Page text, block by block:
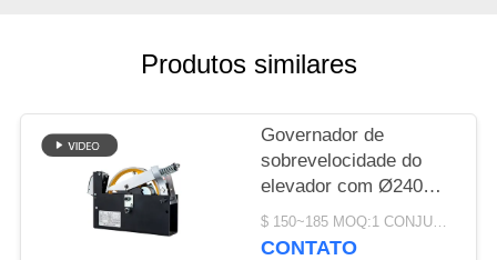
PRIVACY
POLICY
Produtos similares
Governador de
sobrevelocidade do
elevador com Ø240
mm de diâmetro da
lâmina 1000~2000N
$ 150~185 MOQ:1 CONJUNTO
CONTATO